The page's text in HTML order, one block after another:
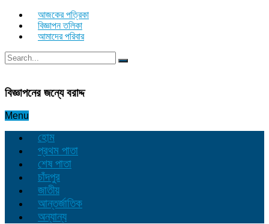
আজকের পত্রিকা
বিজ্ঞাপন তলিকা
আমাদের পরিবার
বিজ্ঞাপনের জন্যে বরাদ্দ
Menu
হোম
প্রথম পাতা
শেষ পাতা
চাঁদপুর
জাতীয়
আন্তর্জাতিক
অন্যান্য